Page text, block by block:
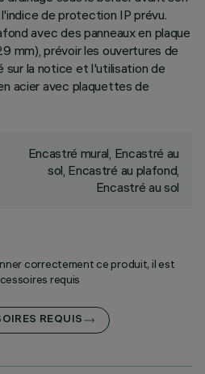
de protection IP prévu.
avec des panneaux en plaque
mm), prévoir les ouvertures de
sur la notice et l'utilisation de
acier avec plaquettes de
Encastré mural, Encastré au
sol, Encastré au plafond,
Encastré au sol
correctement ce produit, il est
requis
REQUIS